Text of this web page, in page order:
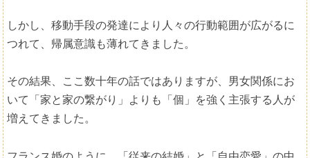
しかし、移動手段の発達により人々の行動範囲が広がるに
つれて、帰属意識も薄れてきました。
その結果、ここ数十年の話ではありますが、男女関係にお
いて「家と家の繋がり」よりも「個」を強く主張する人が
増えてきました。